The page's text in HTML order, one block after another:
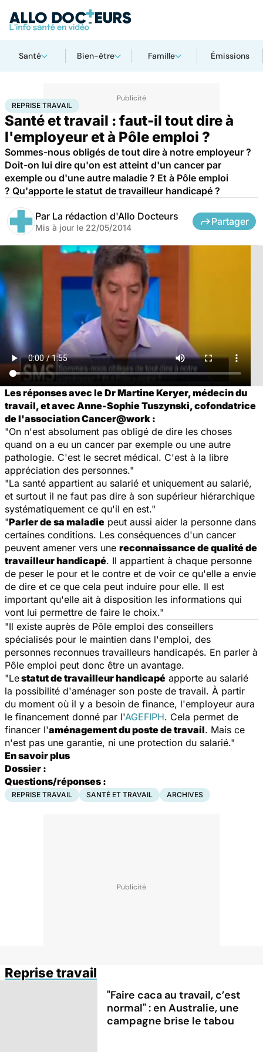
Santé Bien-être Famille Émissions
AccueilSantéReprise travail
REPRISE TRAVAIL
Santé et travail : faut-il tout dire à
l'employeur et à Pôle emploi ?
Sommes-nous obligés de tout dire à notre employeur ?
Doit-on lui dire qu'on est atteint d'un cancer par
exemple ou d'une autre maladie ? Et à Pôle emploi
? Qu'apporte le statut de travailleur handicapé ?
Par La rédaction d'Allo Docteurs
Mis à jour le 22/05/2014
Partager
Les réponses avec le Dr Martine Keryer, médecin du
travail, et avec Anne-Sophie Tuszynski, cofondatrice
de l'association Cancer@work :
"On n'est absolument pas obligé de dire les choses
quand on a eu un cancer par exemple ou une autre
pathologie. C'est le secret médical. C'est à la libre
appréciation des personnes."
"La santé appartient au salarié et uniquement au salarié,
et surtout il ne faut pas dire à son supérieur hiérarchique
systématiquement ce qu'il en est."
"Parler de sa maladie peut aussi aider la personne dans
certaines conditions. Les conséquences d'un cancer
peuvent amener vers une reconnaissance de qualité de
travailleur handicapé. Il appartient à chaque personne
de peser le pour et le contre et de voir ce qu'elle a envie
de dire et ce que cela peut induire pour elle. Il est
important qu'elle ait à disposition les informations qui
vont lui permettre de faire le choix."
"Il existe auprès de Pôle emploi des conseillers
spécialisés pour le maintien dans l'emploi, des
personnes reconnues travailleurs handicapés. En parler à
Pôle emploi peut donc être un avantage.
"Lestatut de travailleur handicapé apporte au salarié
la possibilité d'aménager son poste de travail. À partir
du moment où il y a besoin de finance, l'employeur aura
le financement donné par l'AGEFIPH. Cela permet de
financer l'aménagement du poste de travail. Mais ce
n'est pas une garantie, ni une protection du salarié."
En savoir plus
Dossier :
Questions/réponses :
REPRISE TRAVAIL SANTÉ ET TRAVAIL ARCHIVES
Reprise travail
"Faire caca au travail, c’est
normal" : en Australie, une
campagne brise le tabou